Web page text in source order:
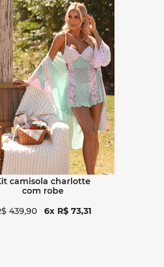
com robe
439,90 6 R$ 73,31
Ver detalhes